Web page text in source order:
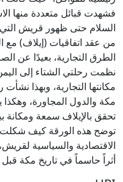
فشهدت قبائل متعددة منها
السلام حتى ظهور قريش
من عقد اتفاقيات (إيلاف) مع
الطرق التجارية، بعيدًا عن
نظمت رحلتي الشتاء إلى
مكانتها التجارية، وبهذا
مكة والدول المجاورة،
توضح هذه الورقة كيف شكلت
الاقتصادية والسياسية
أثراً حاسماً في تاريخ مكة قبل